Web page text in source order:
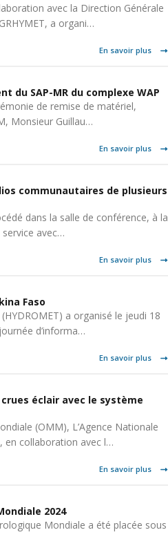
avec la Direction Générale
a organi…
En savoir plus
du SAP-MR du complexe WAP
de remise de matériel,
Monsieur Guillau…
En savoir plus
communautaires de plusieurs
dans la salle de conférence, à la
avec…
En savoir plus
Faso
a organisé le jeudi 18
d’informa…
En savoir plus
éclair avec le système
(OMM), L’Agence Nationale
en collaboration avec l…
En savoir plus
2024
Mondiale a été placée sous